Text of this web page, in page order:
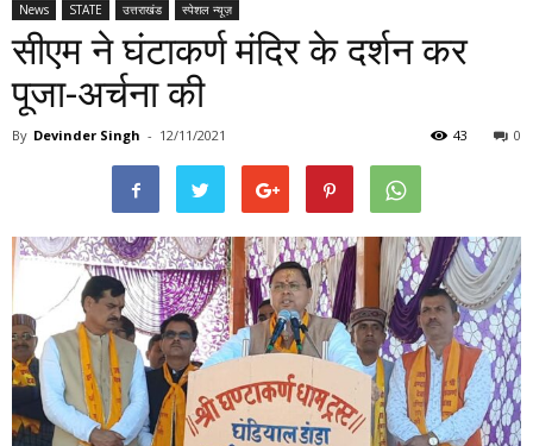
News STATE उत्तराखंड स्पेशल न्यूज़
सीएम ने घंटाकर्ण मंदिर के दर्शन कर
पूजा-अर्चना की
By Devinder Singh - 12/11/2021 0
43